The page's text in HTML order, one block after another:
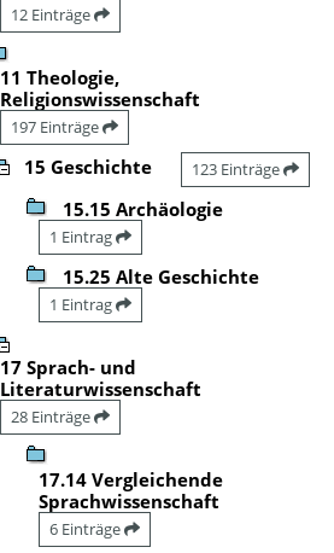
12 Einträge
11 Theologie,
Religionswissenschaft
197 Einträge
15 Geschichte 123 Einträge
15.15 Archäologie
1 Eintrag
15.25 Alte Geschichte
1 Eintrag
17 Sprach- und
Literaturwissenschaft
28 Einträge
17.14 Vergleichende
Sprachwissenschaft
6 Einträge